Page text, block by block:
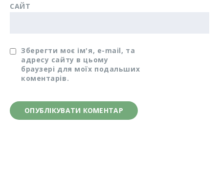
САЙТ
Зберегти моє ім'я, e-mail, та
адресу сайту в цьому
браузері для моїх подальших
коментарів.